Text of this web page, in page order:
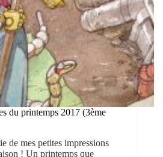
du printemps 2017 (3ème
de mes petites impressions
! Un printemps que